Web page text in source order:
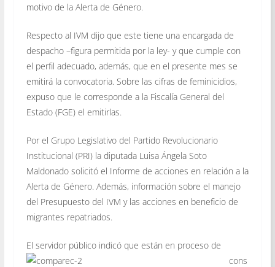
motivo de la Alerta de Género.
Respecto al IVM dijo que este tiene una encargada de
despacho –figura permitida por la ley- y que cumple con
el perfil adecuado, además, que en el presente mes se
emitirá la convocatoria. Sobre las cifras de feminicidios,
expuso que le corresponde a la Fiscalía General del
Estado (FGE) el emitirlas.
Por el Grupo Legislativo del Partido Revolucionario
Institucional (PRI) la diputada Luisa Ángela Soto
Maldonado solicitó el Informe de acciones en relación a la
Alerta de Género. Además, información sobre el manejo
del Presupuesto del IVM y las acciones en beneficio de
migrantes repatriados.
El servidor público indicó que están en proceso de
cons